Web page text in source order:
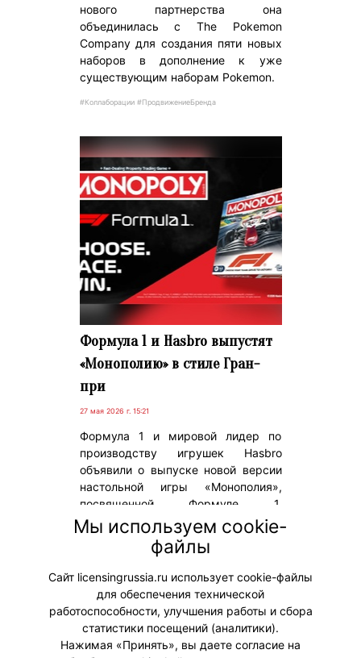
нового партнерства она
объединилась с The Pokemon
Company для создания пяти новых
наборов в дополнение к уже
существующим наборам Pokemon.
#Коллаборации #ПродвижениеБренда
Формула 1 и Hasbro выпустят
«Монополию» в стиле Гран-
при
27 мая 2026 г. 15:21
Формула 1 и мировой лидер по
производству игрушек Hasbro
объявили о выпуске новой версии
настольной игры «Монополия»,
посвященной Формуле 1.
Предзаказы на Monopoly Formula 1
Edition стартовали 20 мая, а
полноценный релиз запланирован
на 15 июля 2026 года.
#Коллаборации
Мы используем cookie-
файлы
Сайт licensingrussia.ru использует cookie-файлы
для обеспечения технической
работоспособности, улучшения работы и сбора
статистики посещений (аналитики).
Нажимая «Принять», вы даете согласие на